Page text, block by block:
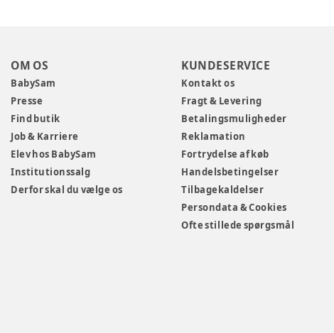
OM OS
BabySam
Presse
Find butik
Job & Karriere
Elev hos BabySam
Institutionssalg
Derfor skal du vælge os
KUNDESERVICE
Kontakt os
Fragt & Levering
Betalingsmuligheder
Reklamation
Fortrydelse af køb
Handelsbetingelser
Tilbagekaldelser
Persondata & Cookies
Ofte stillede spørgsmål